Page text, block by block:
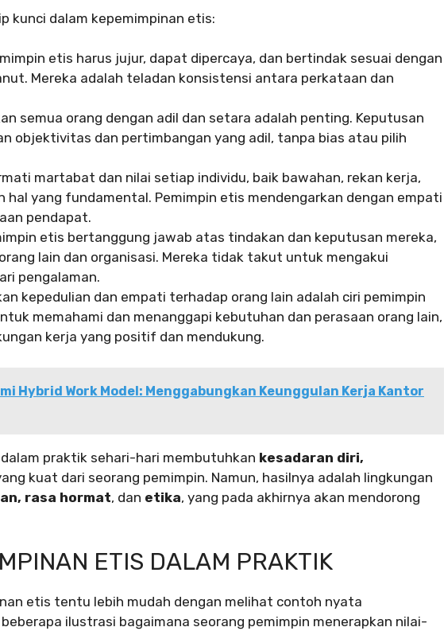
kunci dalam kepemimpinan etis:
etis harus jujur, dapat dipercaya, dan bertindak sesuai dengan
Mereka adalah teladan konsistensi antara perkataan dan
semua orang dengan adil dan setara adalah penting. Keputusan
objektivitas dan pertimbangan yang adil, tanpa bias atau pilih
martabat dan nilai setiap individu, baik bawahan, rekan kerja,
hal yang fundamental. Pemimpin etis mendengarkan dengan empati
pendapat.
etis bertanggung jawab atas tindakan dan keputusan mereka,
lain dan organisasi. Mereka tidak takut untuk mengakui
pengalaman.
kepedulian dan empati terhadap orang lain adalah ciri pemimpin
memahami dan menanggapi kebutuhan dan perasaan orang lain,
kerja yang positif dan mendukung.
Hybrid Work Model: Menggabungkan Keunggulan Kerja Kantor
praktik sehari-hari membutuhkan kesadaran diri,
kuat dari seorang pemimpin. Namun, hasilnya adalah lingkungan
rasa hormat, dan etika, yang pada akhirnya akan mendorong
ETIS DALAM PRAKTIK
etis tentu lebih mudah dengan melihat contoh nyata
ilustrasi bagaimana seorang pemimpin menerapkan nilai-